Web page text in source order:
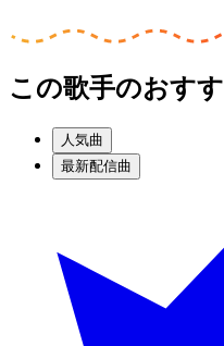
この歌手のおす
人気曲
最新配信曲